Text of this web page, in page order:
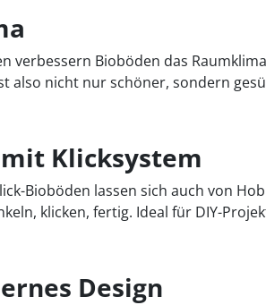
verbessern Bioböden das
also nicht nur schöner, sondern
Klicksystem
Bioböden lassen sich auch von
klicken, fertig. Ideal für DIY-
Design